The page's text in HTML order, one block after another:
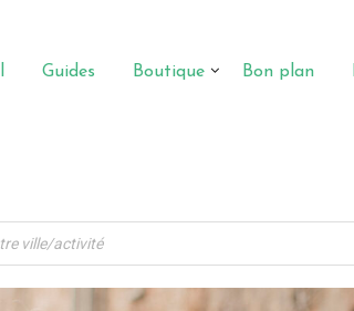
Guides Boutique Bon plan